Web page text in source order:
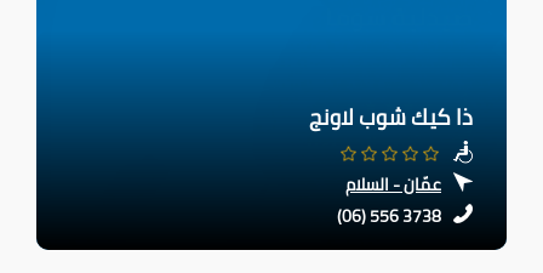
ذا كيك شوب لاونج
عمّان - السلام
(06) 556 3738